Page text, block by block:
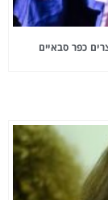
כפר סבאיים